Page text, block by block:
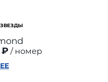
₽
номер